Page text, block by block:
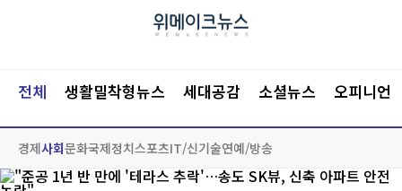
전체 생활밀착형뉴스 세대공감 소셜뉴스 오피니언
경제사회문화국제정치스포츠IT/신기술연예/방송